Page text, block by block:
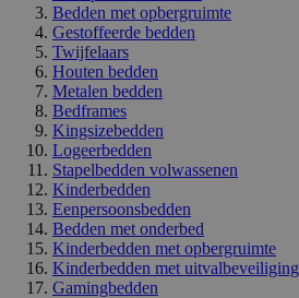
Bedden met opbergruimte
Gestoffeerde bedden
Twijfelaars
Houten bedden
Metalen bedden
Bedframes
Kingsizebedden
Logeerbedden
Stapelbedden volwassenen
Kinderbedden
Eenpersoonsbedden
Bedden met onderbed
Kinderbedden met opbergruimte
Kinderbedden met uitvalbeveiliging
Gamingbedden